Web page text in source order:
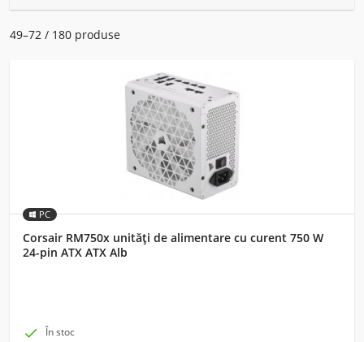
49–72 / 180 produse
PC
Corsair RM750x unități de alimentare cu curent 750 W
24-pin ATX ATX Alb
 În stoc